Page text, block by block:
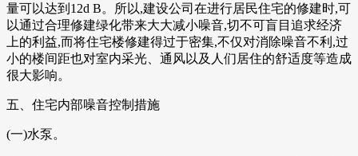
量可以达到12d B。所以,建设公司在进行居民住宅的修建时,可
以通过合理修建绿化带来大大减小噪音,切不可盲目追求经济
上的利益,而将住宅楼修建得过于密集,不仅对消除噪音不利,过
小的楼间距也对室内采光、通风以及人们居住的舒适度等造成
很大影响。
五、住宅内部噪音控制措施
(一)水泵。